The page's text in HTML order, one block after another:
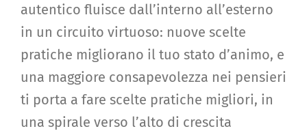
autentico fluisce dall’interno all’esterno
in un circuito virtuoso: nuove scelte
pratiche migliorano il tuo stato d’animo, e
una maggiore consapevolezza nei pensieri
ti porta a fare scelte pratiche migliori, in
una spirale verso l’alto di crescita